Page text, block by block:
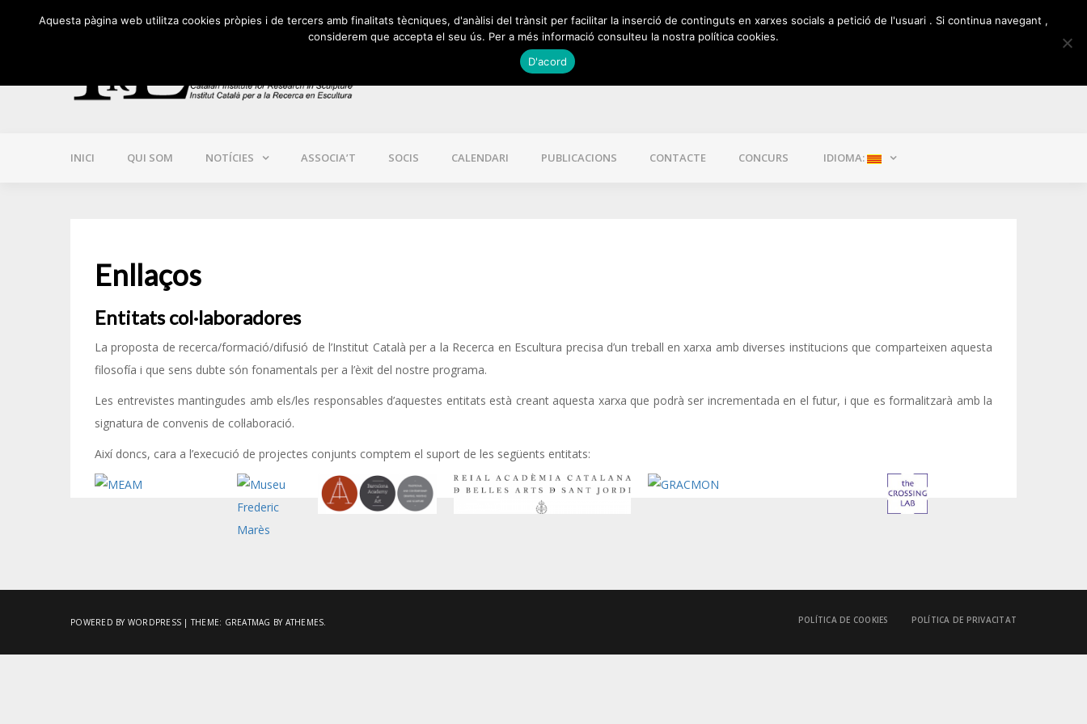
INICI QUI SOM NOTÍCIES ASSOCIA’T SOCIS CALENDARI PUBLICACIONS CONTACTE CONCURS IDIOMA:
Enllaços
Entitats col·laboradores
La proposta de recerca/formació/difusió de l’Institut Català per a la Recerca en Escultura precisa d’un treball en xarxa amb diverses institucions que comparteixen aquesta
filosofía i que sens dubte són fonamentals per a l’èxit del nostre programa.
Les entrevistes mantingudes amb els/les responsables d’aquestes entitats està creant aquesta xarxa que podrà ser incrementada en el futur, i que es formalitzarà amb la
signatura de convenis de col·laboració.
Així doncs, cara a l’execució de projectes conjunts comptem el suport de les següents entitats:
POWERED BY WORDPRESS |THEME: GREATMAG BY ATHEMES. POLÍTICA DE COOKIES POLÍTICA DE PRIVACITAT
Aquesta pàgina web utilitza cookies pròpies i de tercers amb finalitats tècniques, d'anàlisi del trànsit per facilitar la inserció de continguts en xarxes socials a petició de l'usuari . Si continua navegant ,
considerem que accepta el seu ús. Per a més informació consulteu la nostra política cookies.
D'acord